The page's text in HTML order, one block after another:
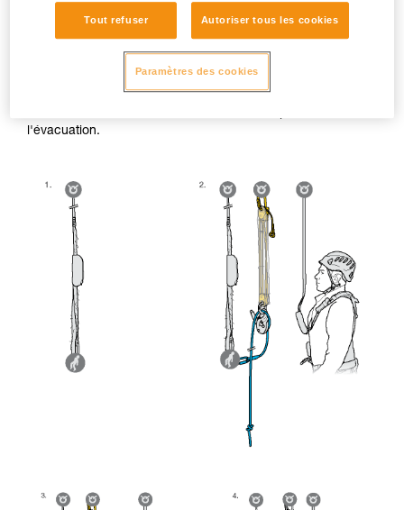
L'idéal est de pouvoir connecter le système d'évacuation au
harnais de la victime. Les manipulations sont plus faciles,
l'installation plus lisible avec moins de matériel. La prise
directe sur le harnais permet aussi de lever plus
l'évacuation.
Tout refuser Autoriser tous les cookies
Paramètres des cookies